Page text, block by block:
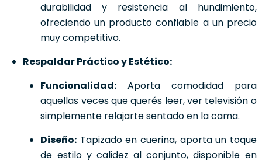
durabilidad y resistencia al hundimiento,
ofreciendo un producto confiable a un precio
muy competitivo.
Respaldar Práctico y Estético:
Funcionalidad: Aporta comodidad para
aquellas veces que querés leer, ver televisión o
simplemente relajarte sentado en la cama.
Diseño: Tapizado en cuerina, aporta un toque
de estilo y calidez al conjunto, disponible en